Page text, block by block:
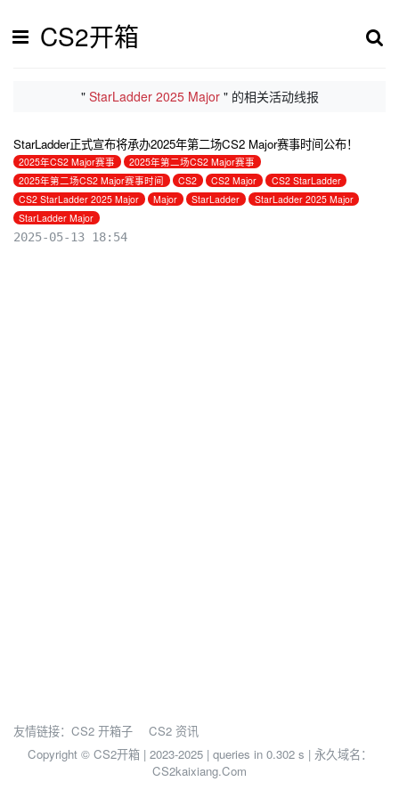
CS2开箱
"StarLadder 2025 Major " 的相关活动线报
StarLadder正式宣布将承办2025年第二场CS2 Major赛事时间公布！
2025年CS2 Major赛事
2025年第二场CS2 Major赛事
2025年第二场CS2 Major赛事时间
CS2 CS2 Major
CS2 StarLadder
CS2 StarLadder 2025 Major
Major StarLadder
StarLadder 2025 Major
StarLadder Major
2025-05-13 18:54
友情链接： CS2 开箱子
CS2 资讯
Copyright © CS2开箱 | 2023-2025 | queries in 0.302 s | 永久域名：
CS2kaixiang.Com